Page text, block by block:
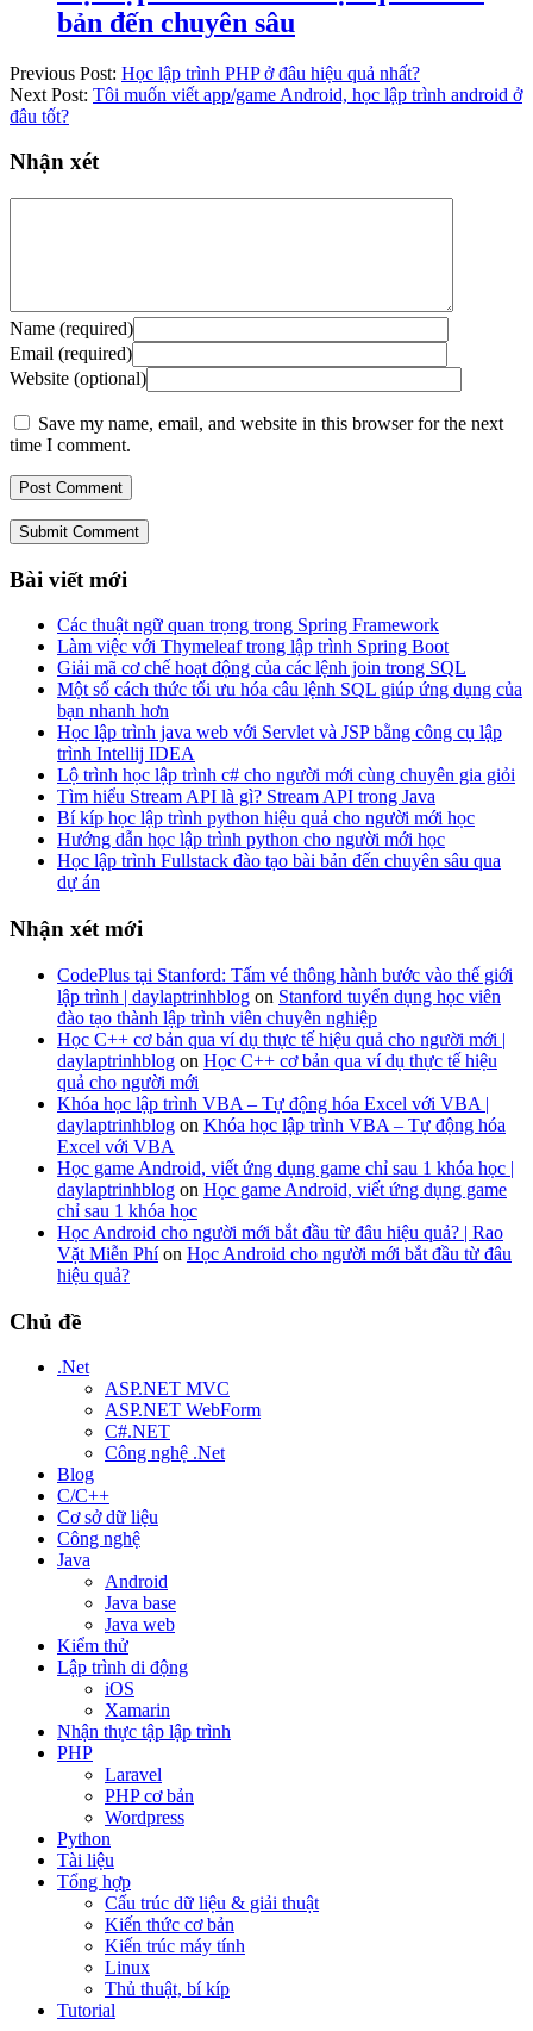
bản đến chuyên sâu
Previous Post: Học lập trình PHP ở đâu hiệu quả nhất?
Next Post: Tôi muốn viết app/game Android, học lập trình android ở
đâu tốt?
Nhận xét
Name (required)
Email (required)
Website (optional)
Save my name, email, and website in this browser for the next
time I comment.
Submit Comment
Bài viết mới
Các thuật ngữ quan trọng trong Spring Framework
Làm việc với Thymeleaf trong lập trình Spring Boot
Giải mã cơ chế hoạt động của các lệnh join trong SQL
Một số cách thức tối ưu hóa câu lệnh SQL giúp ứng dụng của
bạn nhanh hơn
Học lập trình java web với Servlet và JSP bằng công cụ lập
trình Intellij IDEA
Lộ trình học lập trình c# cho người mới cùng chuyên gia giỏi
Tìm hiểu Stream API là gì? Stream API trong Java
Bí kíp học lập trình python hiệu quả cho người mới học
Hướng dẫn học lập trình python cho người mới học
Học lập trình Fullstack đào tạo bài bản đến chuyên sâu qua
dự án
Nhận xét mới
CodePlus tại Stanford: Tấm vé thông hành bước vào thế giới
lập trình | daylaptrinhblog on Stanford tuyển dụng học viên
đào tạo thành lập trình viên chuyên nghiệp
Học C++ cơ bản qua ví dụ thực tế hiệu quả cho người mới |
daylaptrinhblog on Học C++ cơ bản qua ví dụ thực tế hiệu
quả cho người mới
Khóa học lập trình VBA – Tự động hóa Excel với VBA |
daylaptrinhblog on Khóa học lập trình VBA – Tự động hóa
Excel với VBA
Học game Android, viết ứng dụng game chỉ sau 1 khóa học |
daylaptrinhblog on Học game Android, viết ứng dụng game
chỉ sau 1 khóa học
Học Android cho người mới bắt đầu từ đâu hiệu quả? | Rao
Vặt Miễn Phíon Học Android cho người mới bắt đầu từ đâu
hiệu quả?
Chủ đề
.Net
ASP.NET MVC
ASP.NET WebForm
C#.NET
Công nghệ .Net
Blog
C/C++
Cơ sở dữ liệu
Công nghệ
Java
Android
Java base
Java web
Kiểm thử
Lập trình di động
iOS
Xamarin
Nhận thực tập lập trình
PHP
Laravel
PHP cơ bản
Wordpress
Python
Tài liệu
Tổng hợp
Cấu trúc dữ liệu & giải thuật
Kiến thức cơ bản
Kiến trúc máy tính
Linux
Thủ thuật, bí kíp
Tutorial